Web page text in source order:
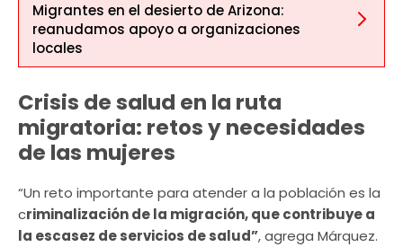
Migrantes en el desierto de Arizona:
reanudamos apoyo a organizaciones
locales
Crisis de salud en la ruta
migratoria: retos y necesidades
de las mujeres
“Un reto importante para atender a la población es la
criminalización de la migración, que contribuye a
la escasez de servicios de salud”, agrega Márquez.